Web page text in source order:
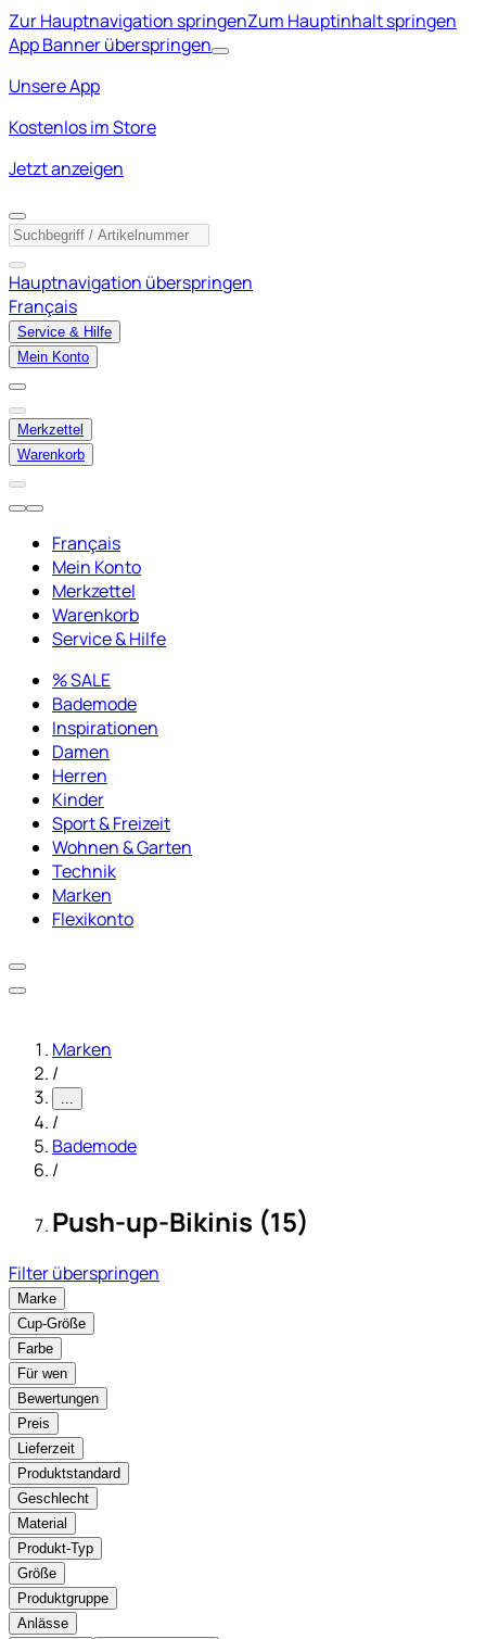
Zur Hauptnavigation springenZum Hauptinhalt springen
App Banner überspringen
Unsere App
Kostenlos im Store
Jetzt anzeigen
Hauptnavigation überspringen
Français
Service & Hilfe
Mein Konto
Merkzettel
Warenkorb
Français
Mein Konto
Merkzettel
Warenkorb
Service & Hilfe
% SALE
Bademode
Inspirationen
Damen
Herren
Kinder
Sport & Freizeit
Wohnen & Garten
Technik
Marken
Flexikonto
Marken
/
...
/
Bademode
/
Push-up-Bikinis (15)
Filter überspringen
Marke
Cup-Größe
Farbe
Für wen
Bewertungen
Preis
Lieferzeit
Produktstandard
Geschlecht
Material
Produkt-Typ
Größe
Produktgruppe
Anlässe